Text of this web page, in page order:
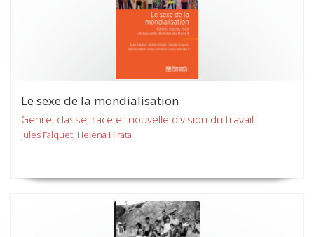
Le sexe de la mondialisation
Genre, classe, race et nouvelle division du travail
Jules Falquet, Helena Hirata